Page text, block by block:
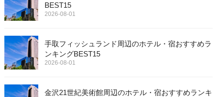
BEST15
2026-08-01
手取フィッシュランド周辺のホテル・宿おすすめラ
ンキングBEST15
2026-08-01
金沢21世紀美術館周辺のホテル・宿おすすめランキ